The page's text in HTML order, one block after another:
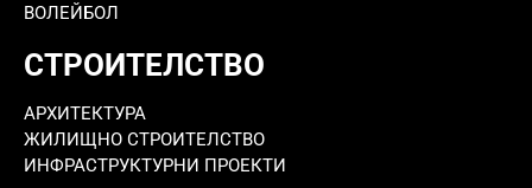
ВОЛЕЙБОЛ
СТРОИТЕЛСТВО
АРХИТЕКТУРА
ЖИЛИЩНО СТРОИТЕЛСТВО
ИНФРАСТРУКТУРНИ ПРОЕКТИ